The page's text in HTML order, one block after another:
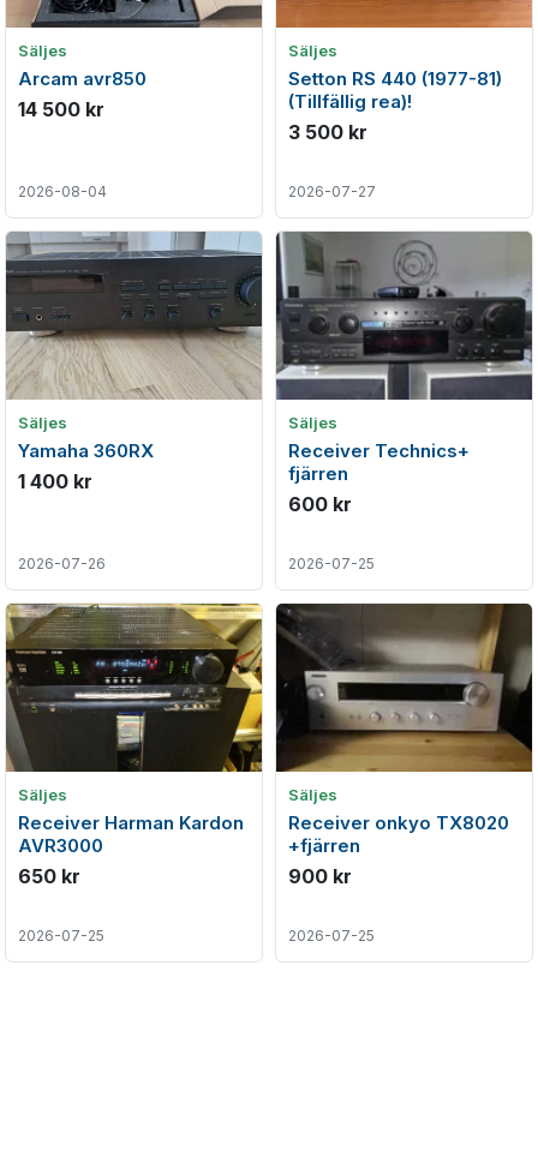
Säljes
Arcam avr850
14 500 kr
2026-08-04
Säljes
Setton RS 440 (1977-81)
(Tillfällig rea)!
3 500 kr
2026-07-27
Säljes
Yamaha 360RX
1 400 kr
2026-07-26
Säljes
Receiver Technics+
fjärren
600 kr
2026-07-25
Säljes
Receiver Harman Kardon
AVR3000
650 kr
2026-07-25
Säljes
Receiver onkyo TX8020
+fjärren
900 kr
2026-07-25